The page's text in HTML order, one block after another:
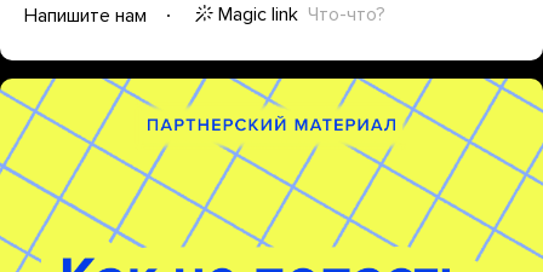
Напишите нам
Magic link Что-что?